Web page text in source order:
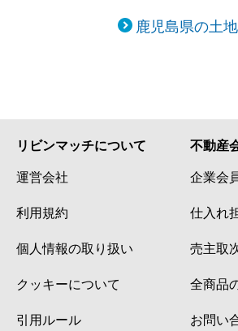
鹿児島県の土
リビンマッチについて
運営会社
利用規約
個人情報の取り扱い
クッキーについて
引用ルール
不動産
企業会
仕入れ
売主取
全商品
お問い